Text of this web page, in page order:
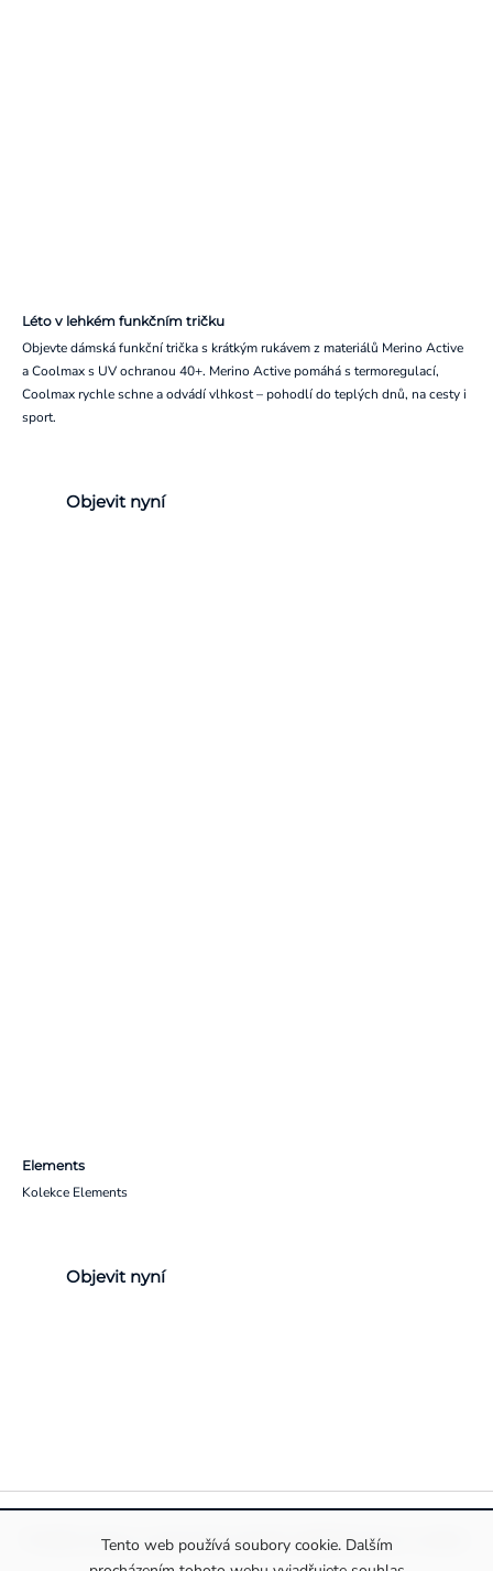
Tento web používá soubory cookie. Dalším
Léto v lehkém funkčním tričku
Objevte dámská funkční trička s krátkým rukávem z materiálů Merino Active
a Coolmax s UV ochranou 40+. Merino Active pomáhá s termoregulací,
Coolmax rychle schne a odvádí vlhkost – pohodlí do teplých dnů, na cesty i
sport.
Objevit nyní
Elements
Kolekce Elements
Objevit nyní
Pravidla ochrany a zpracování osobních údajůInformace o cookies